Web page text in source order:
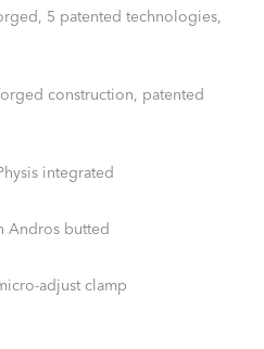
5 patented technologies,
construction, patented
integrated
Andros butted
adjust clamp